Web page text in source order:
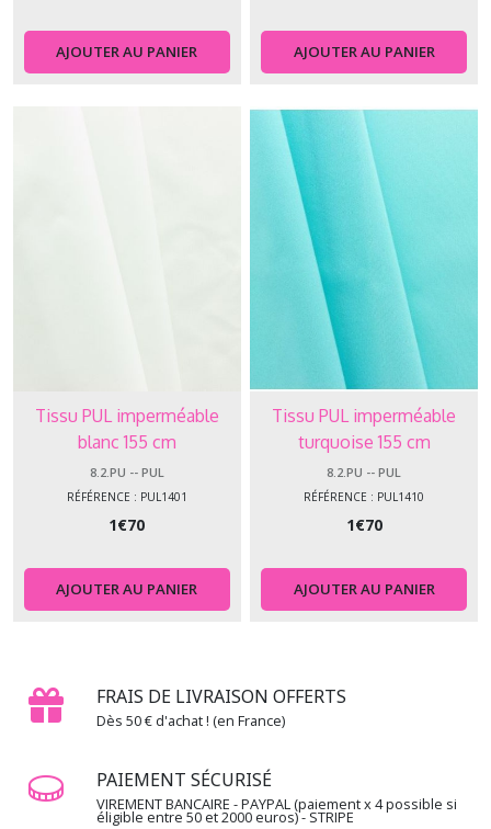
AJOUTER AU PANIER AJOUTER AU PANIER
Tissu PUL imperméable
blanc 155 cm
8.2.PU -- PUL
RÉFÉRENCE : PUL1401
1€70
AJOUTER AU PANIER
Tissu PUL imperméable
turquoise 155 cm
8.2.PU -- PUL
RÉFÉRENCE : PUL1410
1€70
AJOUTER AU PANIER
FRAIS DE LIVRAISON OFFERTS
Dès 50 € d'achat ! (en France)
PAIEMENT SÉCURISÉ
VIREMENT BANCAIRE - PAYPAL (paiement x 4 possible si
éligible entre 50 et 2000 euros) - STRIPE